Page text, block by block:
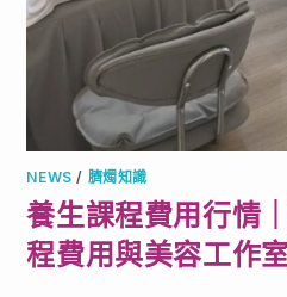
NEWS / 臍燭知識
養生課程費用行情
程費用與美容工作